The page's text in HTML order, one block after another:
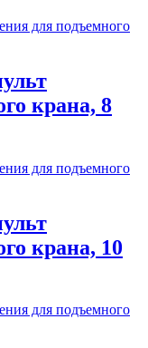
крана, 8
крана, 10